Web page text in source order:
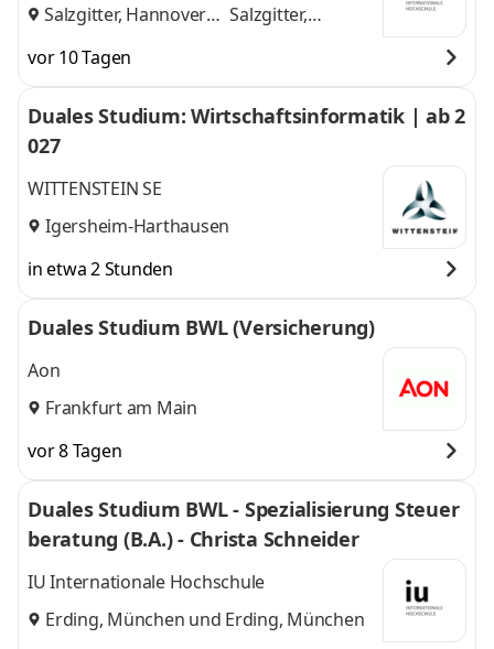
Salzgitter, Hannover
Salzgitter,
vor 10 Tagen
Duales Studium: Wirtschaftsinformatik | ab 2
027
WITTENSTEIN SE
Igersheim-Harthausen
in etwa 2 Stunden
Duales Studium BWL (Versicherung)
Aon
Frankfurt am Main
vor 8 Tagen
Duales Studium BWL - Spezialisierung Steuer
beratung (B.A.) - Christa Schneider
IU Internationale Hochschule
Erding, München und Erding, München